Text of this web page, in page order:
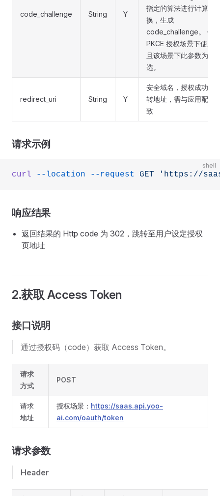
code_challenge String Y
指定的算法进行计算和
换，生成
code_challenge。 仅
PKCE 授权场景下使用
且该场景下此参数为必
选。
redirect_uri String Y
安全域名，授权成功后
转地址，需与应用配置
致
请求示例
shell
curl --location --request GET 'https://
响应结果
返回结果的 Http code 为 302，跳转至用户设定授权
页地址
2.获取 Access Token
接口说明
通过授权码（code）获取 Access Token。
请求
方式
POST
请求
地址
授权场景： https://saas.api.yoo-
ai.com/oauth/token
请求参数
Header